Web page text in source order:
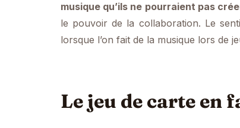
musique qu’ils ne pourraient pas
le pouvoir de la collaboration. Le
lorsque l’on fait de la musique lors de
Le jeu de carte en